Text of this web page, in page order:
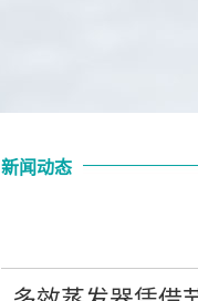
新闻动态